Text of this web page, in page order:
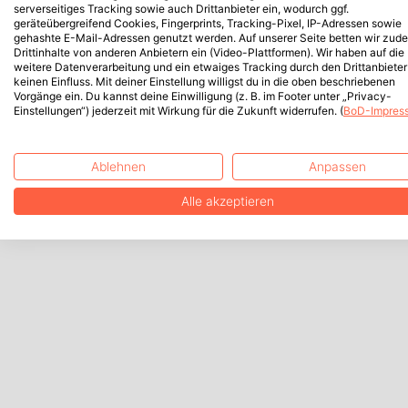
serverseitiges Tracking sowie auch Drittanbieter ein, wodurch ggf.
geräteübergreifend Cookies, Fingerprints, Tracking-Pixel, IP-Adressen sowie
gehashte E-Mail-Adressen genutzt werden. Auf unserer Seite betten wir
Drittinhalte von anderen Anbietern ein (Video-Plattformen). Wir haben auf die
weitere Datenverarbeitung und ein etwaiges Tracking durch den Drittanbieter
keinen Einfluss. Mit deiner Einstellung willigst du in die oben beschriebenen
Vorgänge ein. Du kannst deine Einwilligung (z. B. im Footer unter „Privacy-
Einstellungen“) jederzeit mit Wirkung für die Zukunft widerrufen. (BoD-
Ablehnen Anpassen
Alle akzeptieren